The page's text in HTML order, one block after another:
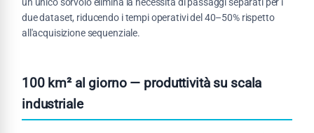
due dataset, riducendo i tempi operativi del 40–50% rispetto
all'acquisizione sequenziale.
100 km² al giorno — produttività su scala
industriale